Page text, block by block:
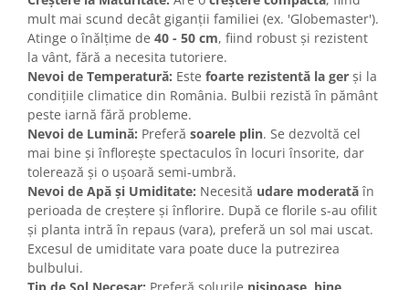
mult mai scund decât giganții familiei (ex. 'Globemaster').
Atinge o înălțime de 40 - 50 cm, fiind robust și rezistent
la vânt, fără a necesita tutoriere.
Nevoi de Temperatură: Este foarte rezistentă la ger și la
condițiile climatice din România. Bulbii rezistă în pământ
peste iarnă fără probleme.
Nevoi de Lumină: Preferă soarele plin. Se dezvoltă cel
mai bine și înflorește spectaculos în locuri însorite, dar
tolerează și o ușoară semi-umbră.
Nevoi de Apă și Umiditate: Necesită udare moderatăîn
perioada de creștere și înflorire. După ce florile s-au ofilit
și planta intră în repaus (vara), preferă un sol mai uscat.
Excesul de umiditate vara poate duce la putrezirea
bulbului.